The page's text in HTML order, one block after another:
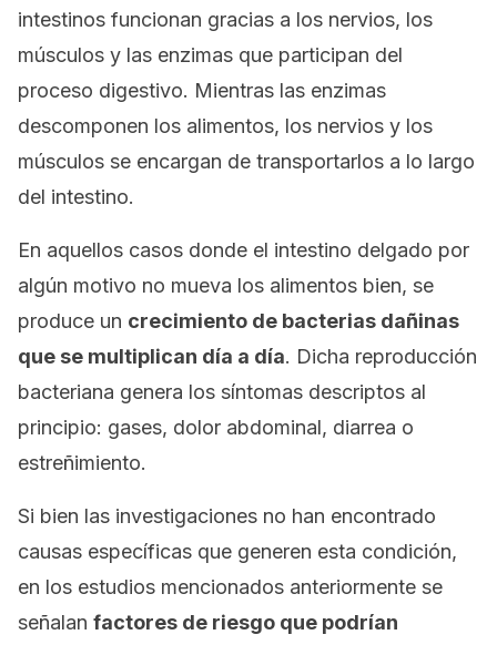
intestinos funcionan gracias a los nervios, los
músculos y las enzimas que participan del
proceso digestivo. Mientras las enzimas
descomponen los alimentos, los nervios y los
músculos se encargan de transportarlos a lo largo
del intestino.
En aquellos casos donde el intestino delgado por
algún motivo no mueva los alimentos bien, se
produce un crecimiento de bacterias dañinas
que se multiplican día a día. Dicha reproducción
bacteriana genera los síntomas descriptos al
principio: gases, dolor abdominal, diarrea o
estreñimiento.
Si bien las investigaciones no han encontrado
causas específicas que generen esta condición,
en los estudios mencionados anteriormente se
señalan factores de riesgo que podrían